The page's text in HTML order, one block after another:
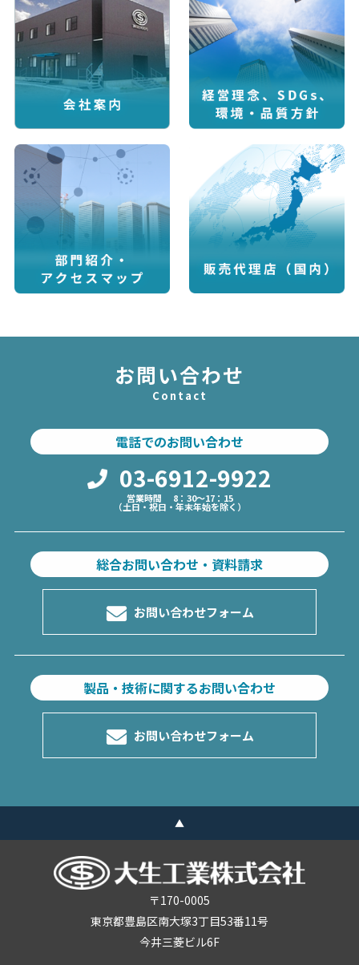
お問い合わせ
Contact
電話でのお問い合わせ
03-6912-9922
営業時間 8：30～17：15
（土日・祝日・年末年始を除く）
総合お問い合わせ・資料請求
お問い合わせフォーム
製品・技術に関するお問い合わせ
お問い合わせフォーム
▲
〒170-0005
東京都豊島区南大塚3丁目53番11号
今井三菱ビル6F